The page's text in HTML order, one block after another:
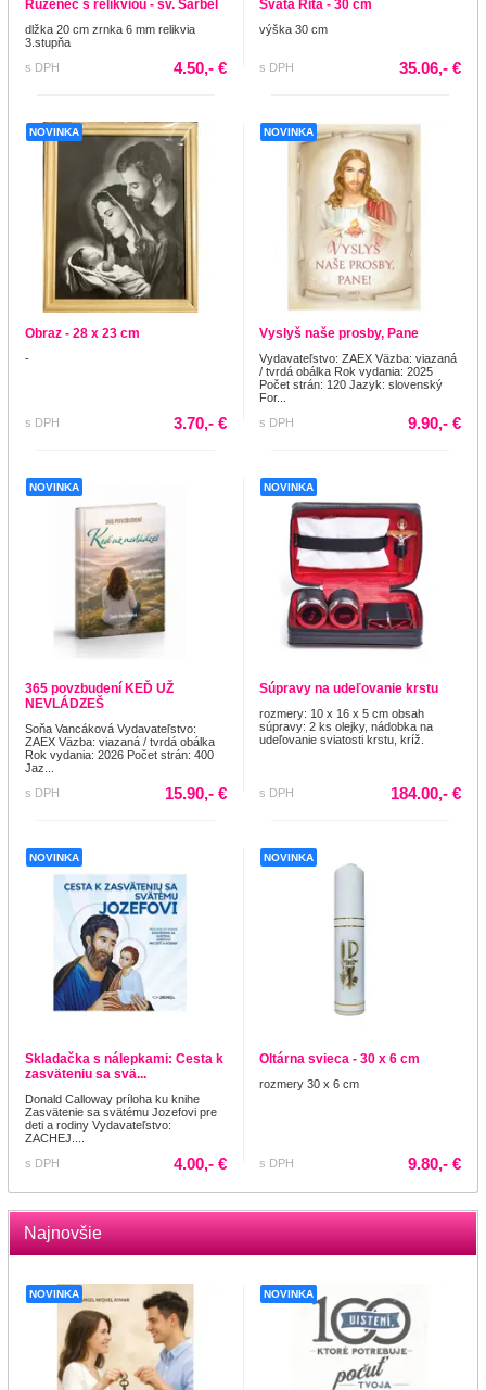
Ruženec s relikviou - sv. Šarbel
dlžka 20 cm zrnka 6 mm relikvia
3.stupňa
s DPH
4.50,- €
Svätá Rita - 30 cm
výška 30 cm
s DPH 35.06,- €
NOVINKA
Obraz - 28 x 23 cm
-
s DPH 3.70,- €
NOVINKA
Vyslyš naše prosby, Pane
Vydavateľstvo: ZAEX Väzba: viazaná
/ tvrdá obálka Rok vydania: 2025
Počet strán: 120 Jazyk: slovenský
For...
s DPH
9.90,- €
NOVINKA
365 povzbudení KEĎ UŽ
NEVLÁDZEŠ
Soňa Vancáková Vydavateľstvo:
ZAEX Väzba: viazaná / tvrdá obálka
Rok vydania: 2026 Počet strán: 400
Jaz...
s DPH
15.90,- €
NOVINKA
Súpravy na udeľovanie krstu
rozmery: 10 x 16 x 5 cm obsah
súpravy: 2 ks olejky, nádobka na
udeľovanie sviatosti krstu, kríž.
s DPH 184.00,- €
NOVINKA
Skladačka s nálepkami: Cesta k
zasväteniu sa svä...
Donald Calloway príloha ku knihe
Zasvätenie sa svätému Jozefovi pre
deti a rodiny Vydavateľstvo:
ZACHEJ....
s DPH
4.00,- €
NOVINKA
Oltárna svieca - 30 x 6 cm
rozmery 30 x 6 cm
s DPH 9.80,- €
Najnovšie
NOVINKA NOVINKA